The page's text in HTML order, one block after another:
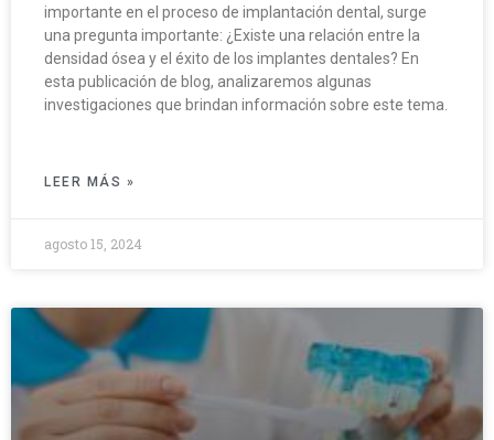
importante en el proceso de implantación dental, surge
una pregunta importante: ¿Existe una relación entre la
densidad ósea y el éxito de los implantes dentales? En
esta publicación de blog, analizaremos algunas
investigaciones que brindan información sobre este tema.
LEER MÁS »
agosto 15, 2024